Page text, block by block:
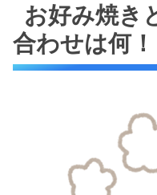
お好み焼き
合わせは何！